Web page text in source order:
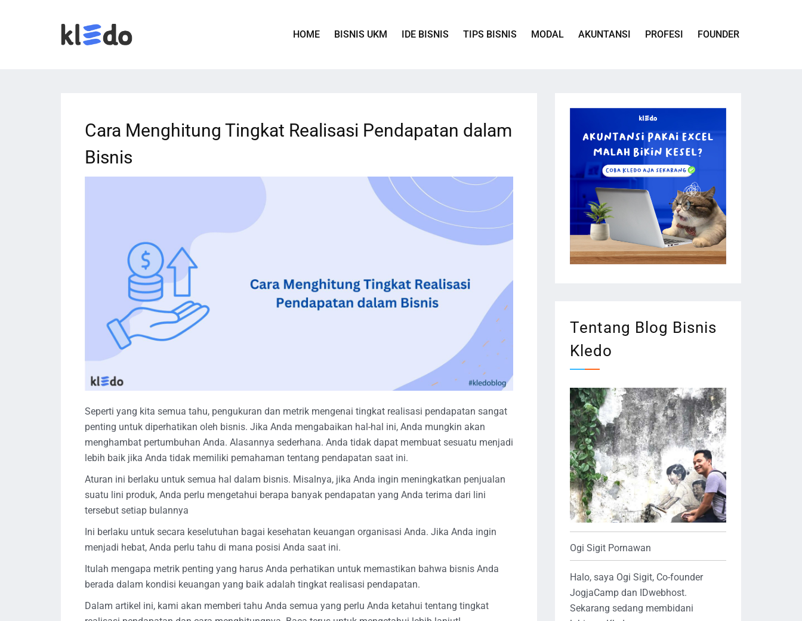
HOME BISNIS UKM IDE BISNIS TIPS BISNIS MODAL AKUNTANSI PROFESI FOUNDER
Cara Menghitung Tingkat Realisasi Pendapatan dalam
Bisnis
Seperti yang kita semua tahu, pengukuran dan metrik mengenai tingkat realisasi pendapatan sangat
penting untuk diperhatikan oleh bisnis. Jika Anda mengabaikan hal-hal ini, Anda mungkin akan
menghambat pertumbuhan Anda. Alasannya sederhana. Anda tidak dapat membuat sesuatu menjadi
lebih baik jika Anda tidak memiliki pemahaman tentang pendapatan saat ini.
Aturan ini berlaku untuk semua hal dalam bisnis. Misalnya, jika Anda ingin meningkatkan penjualan
suatu lini produk, Anda perlu mengetahui berapa banyak pendapatan yang Anda terima dari lini
tersebut setiap bulannya
Ini berlaku untuk secara keselutuhan bagai kesehatan keuangan organisasi Anda. Jika Anda ingin
menjadi hebat, Anda perlu tahu di mana posisi Anda saat ini.
Itulah mengapa metrik penting yang harus Anda perhatikan untuk memastikan bahwa bisnis Anda
berada dalam kondisi keuangan yang baik adalah tingkat realisasi pendapatan.
Dalam artikel ini, kami akan memberi tahu Anda semua yang perlu Anda ketahui tentang tingkat
Tentang Blog Bisnis
Kledo
Ogi Sigit Pornawan
Halo, saya Ogi Sigit, Co-founder
JogjaCamp dan IDwebhost.
Sekarang sedang membidani